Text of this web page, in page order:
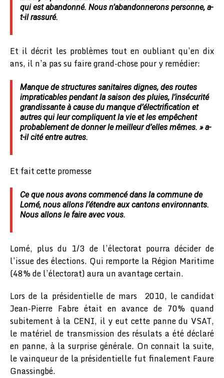
qui est abandonné. Nous n’abandonnerons personne, a-
t-il rassuré.
Et il décrit les problèmes tout en oubliant qu’en dix
ans, il n’a pas su faire grand-chose pour y remédier:
Manque de structures sanitaires dignes, des routes
impraticables pendant la saison des pluies, l’insécurité
grandissante à cause du manque d’électrification et
autres qui leur compliquent la vie et les empêchent
probablement de donner le meilleur d’elles mêmes. » a-
t-il cité entre autres.
Et fait cette promesse
Ce que nous avons commencé dans la commune de
Lomé, nous allons l’étendre aux cantons environnants.
Nous allons le faire avec vous.
Lomé, plus du 1/3 de l’électorat pourra décider de
l’issue des élections. Qui remporte la Région Maritime
(48% de l’électorat) aura un avantage certain.
Lors de la présidentielle de mars 2010, le candidat
Jean-Pierre Fabre était en avance de 70% quand
subitement à la CENI, il y eut cette panne du VSAT,
le matériel de transmission des résulats a été déclaré
en panne, à la surprise générale. On connait la suite,
le vainqueur de la présidentielle fut finalement Faure
Gnassingbé.